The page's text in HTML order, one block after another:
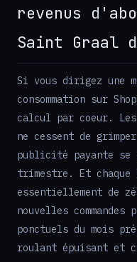
revenus
Saint Graal
Si vous dirigez une
consommation sur
calcul par coeur.
ne cessent de
publicité payante se
trimestre. Et chaque
essentiellement de
nouvelles
ponctuels du mois
roulant épuisant et